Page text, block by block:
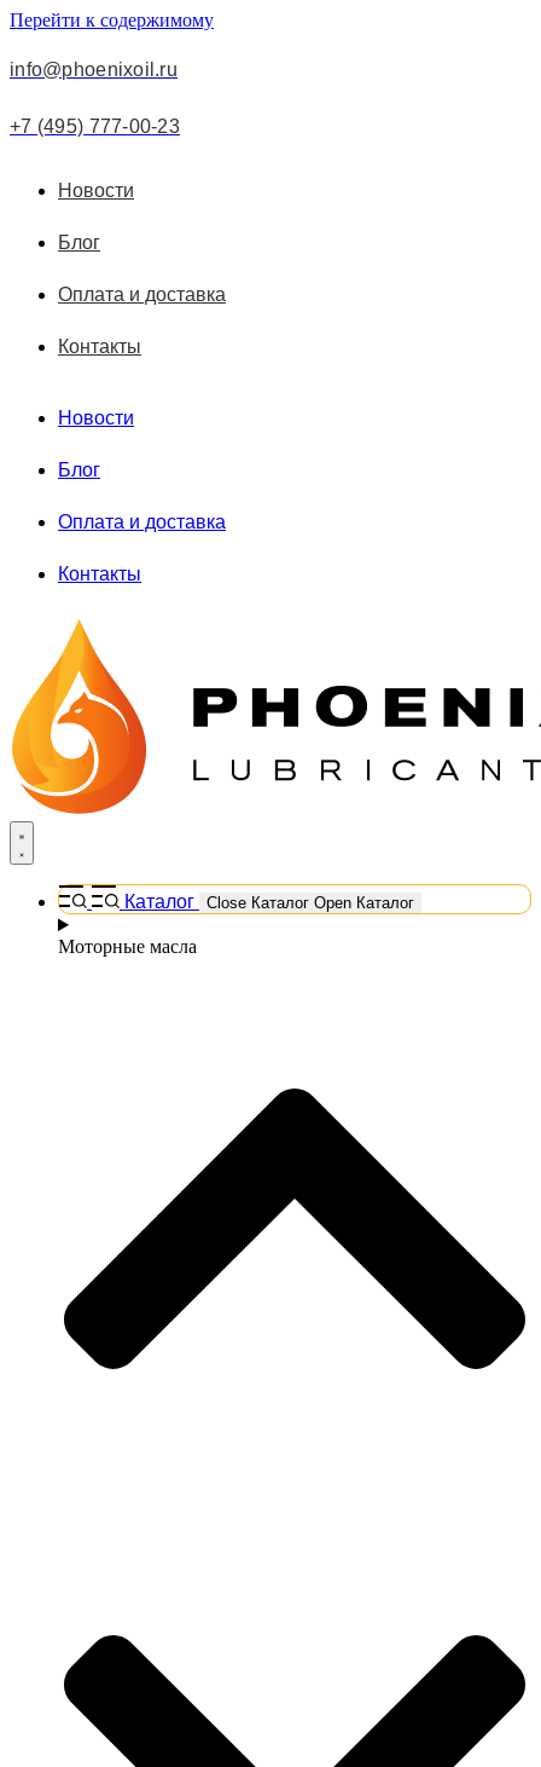
Перейти к содержимому
info@phoenixoil.ru
+7 (495) 777-00-23
Новости
Блог
Оплата и доставка
Контакты
Новости
Блог
Оплата и доставка
Контакты
Каталог Close Каталог Open Каталог
Моторные масла